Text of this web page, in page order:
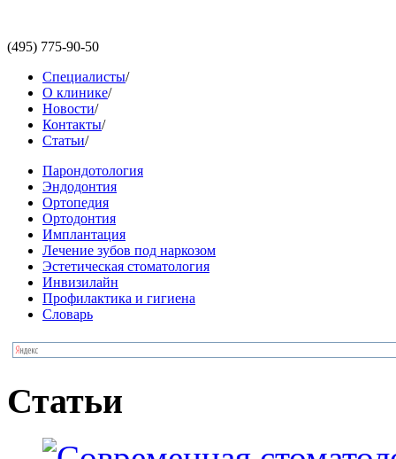
(495) 775-90-50
Специалисты/
О клинике/
Новости/
Контакты/
Статьи/
Парондотология
Эндодонтия
Ортопедия
Ортодонтия
Имплантация
Лечение зубов под наркозом
Эстетическая стоматология
Инвизилайн
Профилактика и гигиена
Словарь
Статьи